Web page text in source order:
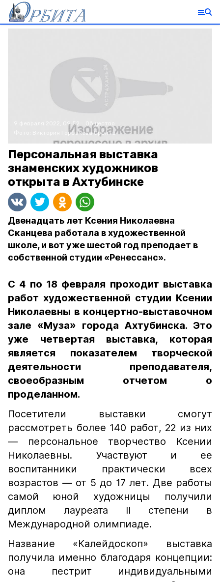
9 февраля 2022, 09:52
Общество
Виктория Горбачева Орбита
Персональная выставка
знаменских художников
открыта в Ахтубинске
Двенадцать лет Ксения Николаевна
Сканцева работала в художественной
школе, и вот уже шестой год преподает в
собственной студии «Ренессанс».
С 4 по 18 февраля проходит выставка
работ художественной студии Ксении
Николаевны в концертно-выставочном
зале «Муза» города Ахтубинска. Это
уже четвертая выставка, которая
является показателем творческой
деятельности преподавателя,
своеобразным отчетом о
проделанном.
Посетители выставки смогут
рассмотреть более 140 работ, 22 из них
— персональное творчество Ксении
Николаевны. Участвуют и ее
воспитанники практически всех
возрастов — от 5 до 17 лет. Две работы
самой юной художницы получили
диплом лауреата II степени в
Международной олимпиаде.
Название «Калейдоскоп» выставка
получила именно благодаря концепции:
она пестрит индивидуальными